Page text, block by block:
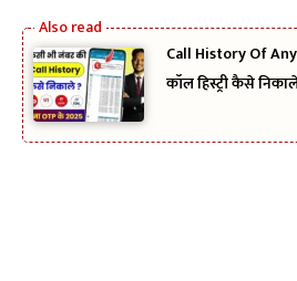
Call History Of
कॉल हिस्ट्री कैसे